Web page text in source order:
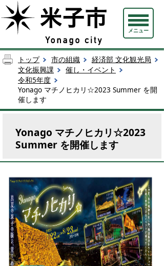
メニュー
トップ 市の組織
経済部 文化観光局
文化振興課
催し・イベント
令和5年度
Yonago マチノヒカリ☆2023 Summer を開
催します
Yonago マチノヒカリ☆2023
Summer を開催します